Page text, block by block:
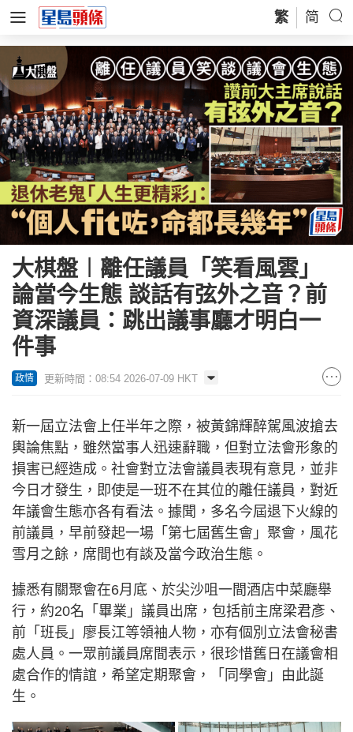
繁 简
大棋盤︱離任議員「笑看風雲」
論當今生態 談話有弦外之音？前
資深議員：跳出議事廳才明白一
件事
政情 更新時間：08:54 2026-07-09 HKT
新一屆立法會上任半年之際，被黃錦輝醉駕風波搶去
輿論焦點，雖然當事人迅速辭職，但對立法會形象的
損害已經造成。社會對立法會議員表現有意見，並非
今日才發生，即使是一班不在其位的離任議員，對近
年議會生態亦各有看法。據聞，多名今屆退下火線的
前議員，早前發起一場「第七屆舊生會」聚會，風花
雪月之餘，席間也有談及當今政治生態。
據悉有關聚會在6月底、於尖沙咀一間酒店中菜廳舉
行，約20名「畢業」議員出席，包括前主席梁君彥、
前「班長」廖長江等領袖人物，亦有個別立法會秘書
處人員。一眾前議員席間表示，很珍惜舊日在議會相
處合作的情誼，希望定期聚會，「同學會」由此誕
生。